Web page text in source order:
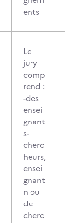
ents
Le
jury
comp
rend :
-des
ensei
gnant
s-
cherc
heurs,
ensei
gnant
n ou
de
cherc